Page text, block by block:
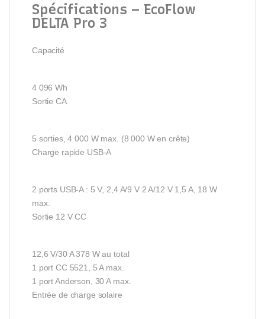
Spécifications – EcoFlow
DELTA Pro 3
Capacité
4 096 Wh
Sortie CA
5 sorties, 4 000 W max. (8 000 W en crête)
Charge rapide USB-A
2 ports USB-A : 5 V, 2,4 A/9 V 2 A/12 V 1,5 A, 18 W
max.
Sortie 12 V CC
12,6 V/30 A 378 W au total
1 port CC 5521, 5 A max.
1 port Anderson, 30 A max.
Entrée de charge solaire